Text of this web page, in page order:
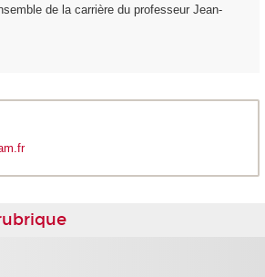
de la carrière du professeur Jean-